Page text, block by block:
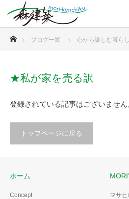
ブログ一覧 心から楽しむ暮ら
★私が家を売る訳
登録されている記事はございません
トップページに戻る
ホーム
Concept マサヒ